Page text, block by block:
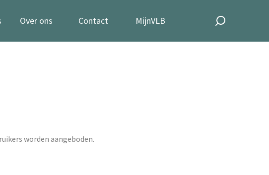
Over ons Contact MijnVLB
worden aangeboden.